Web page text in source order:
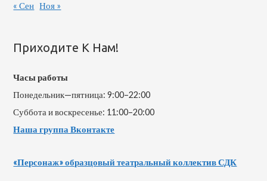
« Сен Ноя »
Приходите К Нам!
Часы работы
Понедельник—пятница: 9:00–22:00
Суббота и воскресенье: 11:00–20:00
Наша группа Вконтакте
«Персонаж» образцовый театральный коллектив СДК